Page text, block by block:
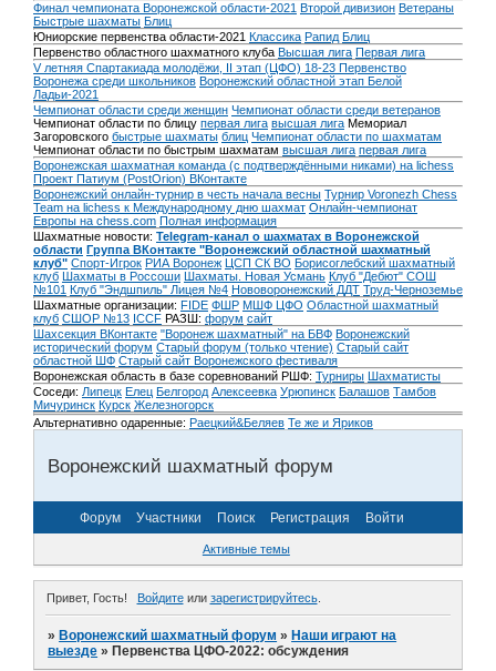
Финал чемпионата Воронежской области-2021 Второй дивизион Ветераны
Быстрые шахматы Блиц
Юниорские первенства области-2021 Классика Рапид Блиц
Первенство областного шахматного клуба Высшая лига Первая лига
V летняя Спартакиада молодёжи, II этап (ЦФО) 18-23 Первенство
Воронежа среди школьников Воронежский областной этап Белой
Ладьи-2021
Чемпионат области среди женщин Чемпионат области среди ветеранов
Чемпионат области по блицу первая лига высшая лига Мемориал
Загоровского быстрые шахматы блиц Чемпионат области по шахматам
Чемпионат области по быстрым шахматам высшая лига первая лига
Воронежская шахматная команда (с подтверждёнными никами) на lichess
Проект Патиум (PostOrion) ВКонтакте
Воронежский онлайн-турнир в честь начала весны Турнир Voronezh Chess
Team на lichess к Международному дню шахмат Онлайн-чемпионат
Европы на chess.com Полная информация
Шахматные новости: Telegram-канал о шахматах в Воронежской
области Группа ВКонтакте "Воронежский областной шахматный
клуб" Спорт-Игрок РИА Воронеж ЦСП СК ВО Борисоглебский шахматный
клуб Шахматы в Россоши Шахматы. Новая Усмань Клуб "Дебют" СОШ
№101 Клуб "Эндшпиль" Лицея №4 Нововоронежский ДДТ Труд-Черноземье
Шахматные организации: FIDE ФШР МШФ ЦФО Областной шахматный
клуб СШОР №13 ICCF РАЗШ: форум сайт
Шахсекция ВКонтакте "Воронеж шахматный" на БВФ Воронежский
исторический форум Cтарый форум (только чтение) Старый сайт
областной ШФ Старый сайт Воронежского фестиваля
Воронежская область в базе соревнований РШФ: Турниры Шахматисты
Соседи: Липецк Елец Белгород Алексеевка Урюпинск Балашов Тамбов
Мичуринск Курск Железногорск
Альтернативно одаренные: Раецкий&Беляев Те же и Яриков
Воронежский шахматный форум
Форум Участники Поиск Регистрация Войти
Активные темы
Привет, Гость! Войдитеили зарегистрируйтесь.
»Воронежский шахматный форум »Наши играют на
выезде »Первенства ЦФО-2022: обсуждения